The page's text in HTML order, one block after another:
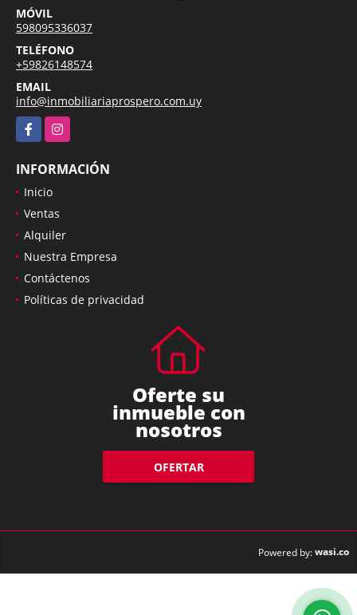
MÓVIL
598095336037
TELÉFONO
+59826148574
EMAIL
info@inmobiliariaprospero.com.uy
FacebookInstagram
INFORMACIÓN
Inicio
Ventas
Alquiler
Nuestra Empresa
Contáctenos
Políticas de privacidad
Oferte su
inmueble con
nosotros
OFERTAR
Powered by:wasi.co